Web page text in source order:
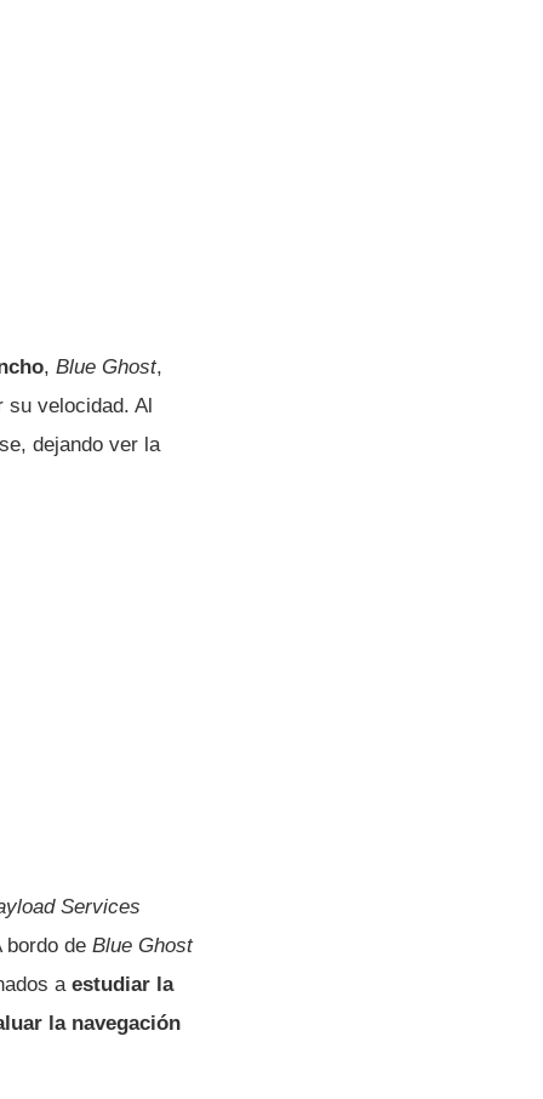
, Blue Ghost,
su velocidad. Al
dejando ver la
Services
bordo de Blue Ghost
a estudiar la
la navegación